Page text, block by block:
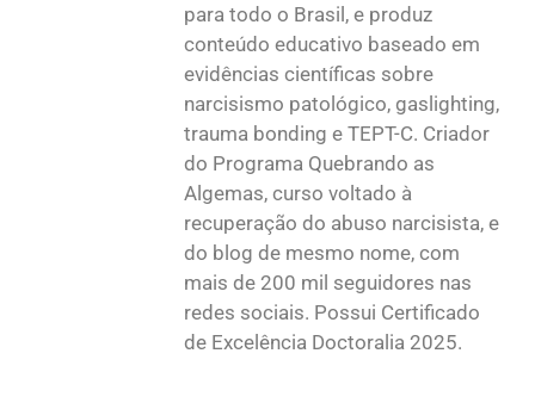
para todo o Brasil, e produz
conteúdo educativo baseado em
evidências científicas sobre
narcisismo patológico, gaslighting,
trauma bonding e TEPT-C. Criador
do Programa Quebrando as
Algemas, curso voltado à
recuperação do abuso narcisista, e
do blog de mesmo nome, com
mais de 200 mil seguidores nas
redes sociais. Possui Certificado
de Excelência Doctoralia 2025.